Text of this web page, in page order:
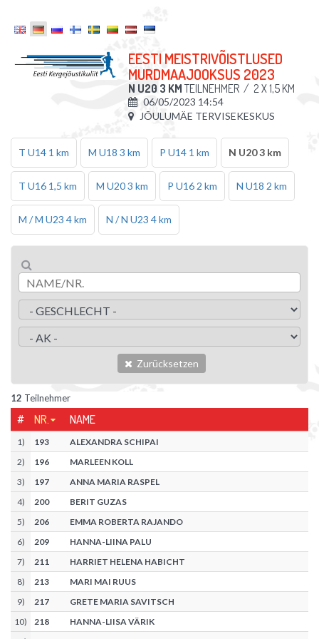
EESTI MEISTRIVÕISTLUSED
MURDMAAJOOKSUS 2023
N U20 3 KM TEILNEHMER / 2 X 1,5 KM
06/05/2023 14:54
JÕULUMÄE TERVISEKESKUS
T U14 1 km M U18 3 km P U14 1 km N U20 3 km
T U16 1,5 km M U20 3 km P U16 2 km N U18 2 km
M / M U23 4 km N / N U23 4 km
Zurücksetzen
12 Teilnehmer
# NR. NAME
1) 193
ALEXANDRA SCHIPAI
2) 196
MARLEEN KOLL
3) 197
ANNA MARIA RASPEL
4) 200
BERIT GUZAS
5) 206
EMMA ROBERTA RAJANDO
6) 209
HANNA-LIINA PALU
7) 211
HARRIET HELENA HABICHT
8) 213
MARI MAI RUUS
9) 217
GRETE MARIA SAVITSCH
10) 218
HANNA-LIISA VÄRIK